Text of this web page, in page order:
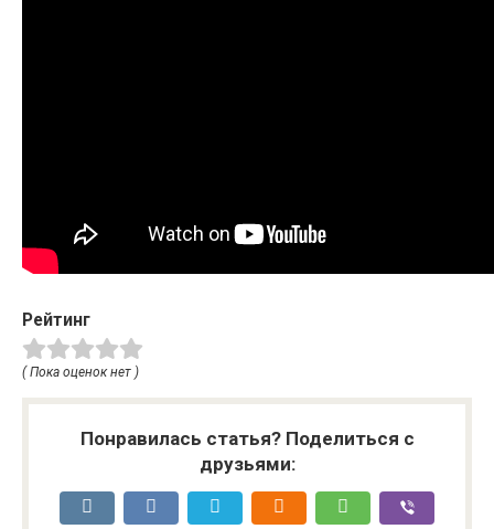
Рейтинг
( Пока оценок нет )
Понравилась статья? Поделиться с
друзьями: